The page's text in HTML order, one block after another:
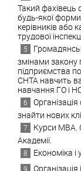
Такий фахівець
будь-якої
керівників або
трудової
змінами закону
підприємства
СНТА навчить
навчання ГО і
знайти нових
Курси MBA.
Академії.
Економіка і